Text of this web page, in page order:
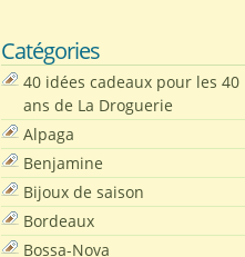
Catégories
40 idées cadeaux pour les 40
ans de La Droguerie
Alpaga
Benjamine
Bijoux de saison
Bordeaux
Bossa-Nova